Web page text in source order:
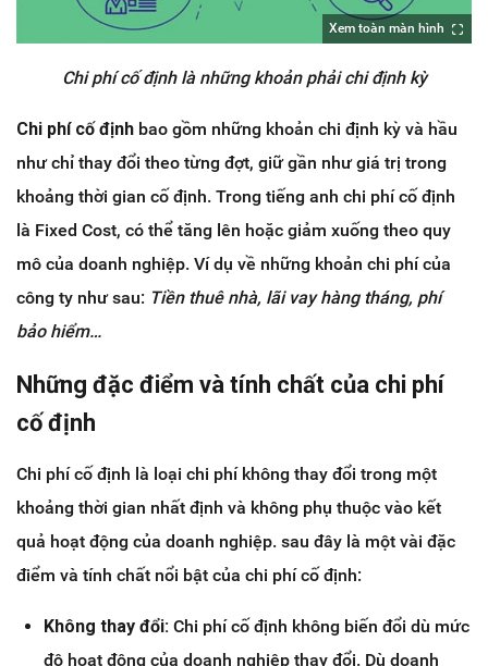
Xem toàn màn hình
Chi phí cố định là những khoản phải chi định kỳ
Chi phí cố định bao gồm những khoản chi định kỳ và hầu
như chỉ thay đổi theo từng đợt, giữ gần như giá trị trong
khoảng thời gian cố định. Trong tiếng anh chi phí cố định
là Fixed Cost, có thể tăng lên hoặc giảm xuống theo quy
mô của doanh nghiệp. Ví dụ về những khoản chi phí của
công ty như sau: Tiền thuê nhà, lãi vay hàng tháng, phí
bảo hiểm…
Những đặc điểm và tính chất của chi phí
cố định
Chi phí cố định là loại chi phí không thay đổi trong một
khoảng thời gian nhất định và không phụ thuộc vào kết
quả hoạt động của doanh nghiệp. sau đây là một vài đặc
điểm và tính chất nổi bật của chi phí cố định:
Không thay đổi: Chi phí cố định không biến đổi dù mức
độ hoạt động của doanh nghiệp thay đổi. Dù doanh